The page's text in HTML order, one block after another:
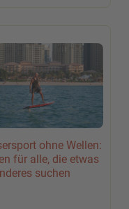
ohne Wellen:
für alle, die etwas
suchen